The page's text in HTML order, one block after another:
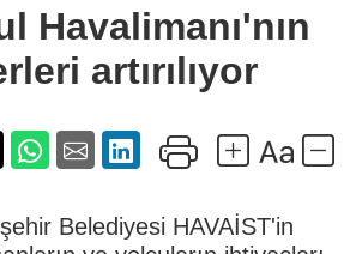
artırılıyor
Havalimanı'nın
artırılıyor
Belediyesi HAVAİST'in